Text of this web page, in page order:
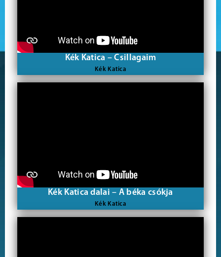
Kék Katica – Csillagaim
Kék Katica
Kék Katica dalai – A béka csókja
Kék Katica